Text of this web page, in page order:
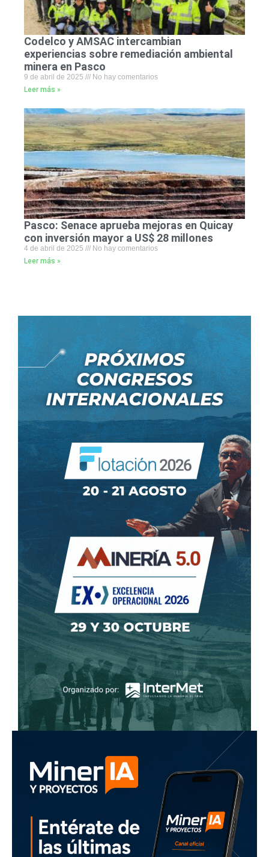
Codelco y AMSAC intercambian
experiencias sobre remediación ambiental
minera en Pasco
9 de abril de 2025
No hay comentarios
Leer más »
Pasco: Senace aprueba mejoras en Quicay
con inversión mayor a US$ 28 millones
4 de abril de 2025
No hay comentarios
Leer más »